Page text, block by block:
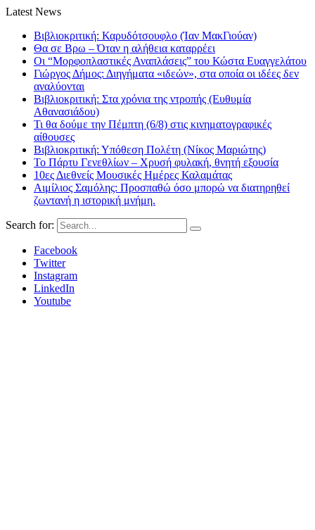
Latest News
Βιβλιοκριτική: Καρυδότσουφλο (Ίαν ΜακΓιούαν)
Θα σε Βρω – Όταν η αλήθεια καταρρέει
Οι “Μορφοπλαστικές Αναπλάσεις” του Κώστα Ευαγγελάτου
Γιώργος Δήμος: Διηγήματα «ιδεών», στα οποία οι ιδέες δεν
αναλύονται
Βιβλιοκριτική: Στα χρόνια της ντροπής (Ευθυμία
Αθανασιάδου)
Τι θα δούμε την Πέμπτη (6/8) στις κινηματογραφικές
αίθουσες
Βιβλιοκριτική: Υπόθεση Πολέτη (Νίκος Μαριώτης)
Το Πάρτυ Γενεθλίων – Χρυσή φυλακή, θνητή εξουσία
10ες Διεθνείς Μουσικές Ημέρες Καλαμάτας
Αιμίλιος Σαμόλης: Προσπαθώ όσο μπορώ να διατηρηθεί
ζωντανή η ιστορική μνήμη.
Search for:
Facebook
Twitter
Instagram
LinkedIn
Youtube